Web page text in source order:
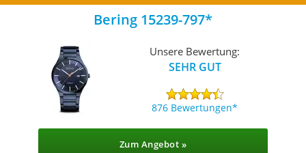
Bering 15239-797
Unsere Bewertung:
SEHR GUT
876 Bewertungen
Zum Angebot »